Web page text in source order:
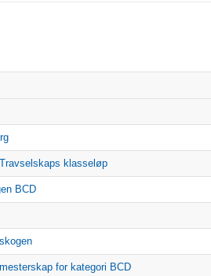
klasseløp
BCD
for kategori BCD